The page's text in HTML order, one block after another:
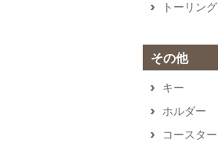
トーリング
その他
キー
ホルダー
コースター